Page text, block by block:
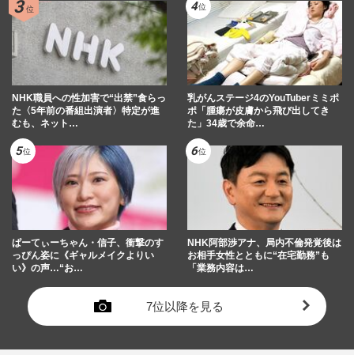
NHK職員への性加害で“出禁”食らっ
た〈5年前の番組出演者〉特定が進
むも、ネット…
乳がんステージ4のYouTuberミミポ
ポ「腫瘍が皮膚から飛び出してき
た」34歳で余命…
ぱーてぃーちゃん・信子、衝撃のす
っぴん姿に《ギャルメイクよりい
い》の声…“お…
NHK阿部渉アナ、局内不倫発覚後は
お相手女性とともに“在宅勤務”も
「業務内容は…
7位以降を見る